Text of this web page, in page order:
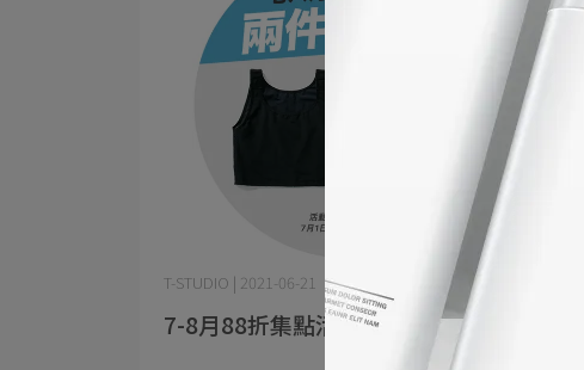
7-8月88折集點活動
T-STUDIO | 2021-06-21